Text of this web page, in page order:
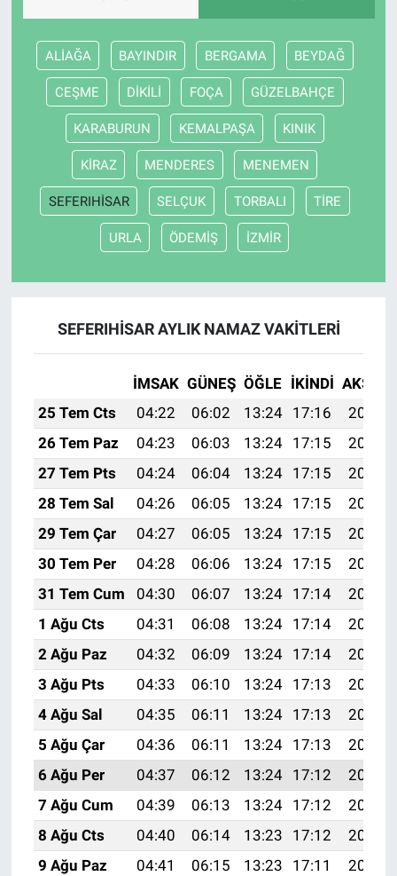
ALİAĞA BAYINDIR BERGAMA BEYDAĞ
CEŞME DİKİLİ FOÇA GÜZELBAHÇE
KARABURUN KEMALPAŞA KINIK
KİRAZ MENDERES MENEMEN
SEFERIHİSAR SELÇUK TORBALI TİRE
URLA ÖDEMİŞ İZMİR
SEFERIHİSAR AYLIK NAMAZ VAKITLERI
İMSAK GÜNEŞ ÖĞLE İKINDI AKŞAM
25 Tem Cts
04:22 06:02 13:24 17:16
20:36
26 Tem Paz
04:23 06:03 13:24 17:15
20:36
27 Tem Pts
04:24 06:04 13:24 17:15
20:35
28 Tem Sal
04:26 06:05 13:24 17:15
20:34
29 Tem Çar
04:27 06:05 13:24 17:15
20:33
30 Tem Per
04:28 06:06 13:24 17:15
20:32
31 Tem Cum
04:30 06:07 13:24 17:14
20:31
1 Ağu Cts
04:31 06:08 13:24 17:14
20:30
2 Ağu Paz
04:32 06:09 13:24 17:14
20:29
3 Ağu Pts
04:33 06:10 13:24 17:13
20:28
4 Ağu Sal
04:35 06:11 13:24 17:13
20:27
5 Ağu Çar
04:36 06:11 13:24 17:13
20:26
6 Ağu Per
04:37 06:12 13:24 17:12
20:25
7 Ağu Cum
04:39 06:13 13:24 17:12
20:24
8 Ağu Cts
04:40 06:14 13:23 17:12
20:23
9 Ağu Paz
04:41 06:15 13:23 17:11
20:22